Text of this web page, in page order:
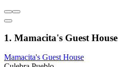
1. Mamacita's Guest House
Mamacita's Guest House